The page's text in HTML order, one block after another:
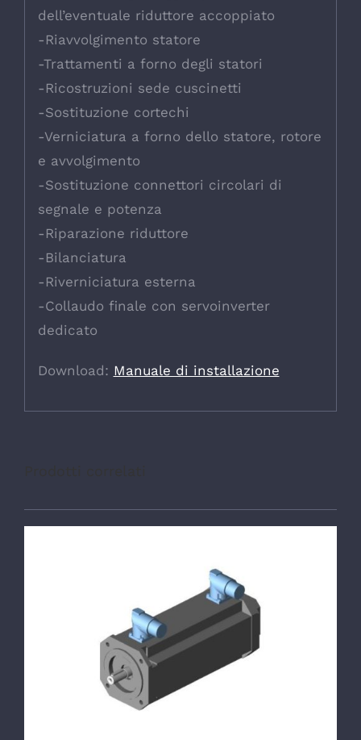
dell’eventuale riduttore accoppiato
-Riavvolgimento statore
-Trattamenti a forno degli statori
-Ricostruzioni sede cuscinetti
-Sostituzione cortechi
-Verniciatura a forno dello statore, rotore
e avvolgimento
-Sostituzione connettori circolari di
segnale e potenza
-Riparazione riduttore
-Bilanciatura
-Riverniciatura esterna
-Collaudo finale con servoinverter
dedicato
Download: Manuale di installazione
DETTAGLI